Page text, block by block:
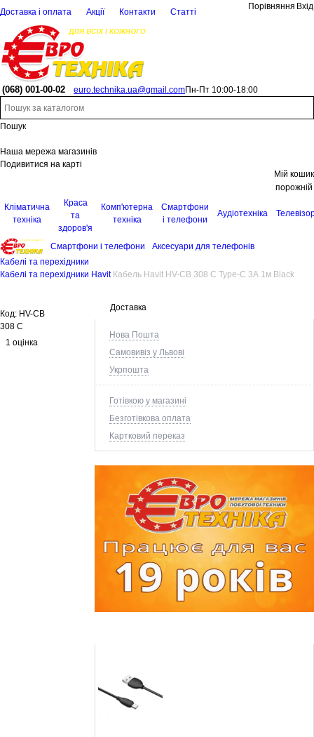
Доставка і оплата Акції Контакти Статті
Порівняння Вхід
(068) 001-00-02 euro.technika.ua@gmail.comПн-Пт 10:00-18:00
Пошук
Наша мережа магазинів
Подивитися на карті
Мій кошик
порожній
Кліматична
техніка
Краса
та
здоров'я
Комп'ютерна
техніка
Смартфони
і телефони
Аудіотехніка
Смартфони і телефони
Аксесуари для телефонів
Кабелі та перехідники
Кабелі та перехідники Havit Кабель Havit HV-CB 308 C Type-C 3А 1м Black
Доставка
Нова Пошта
Самовивіз у Львові
Укрпошта
Готівкою у магазині
Безготівкова оплата
Картковий переказ
Код: HV-CB
308 C
1 оцінка